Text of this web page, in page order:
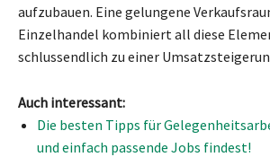
aufzubauen. Eine gelungene
Einzelhandel kombiniert all diese
schlussendlich zu einer
Auch interessant:
Die besten Tipps für
und einfach passende Jobs findest!